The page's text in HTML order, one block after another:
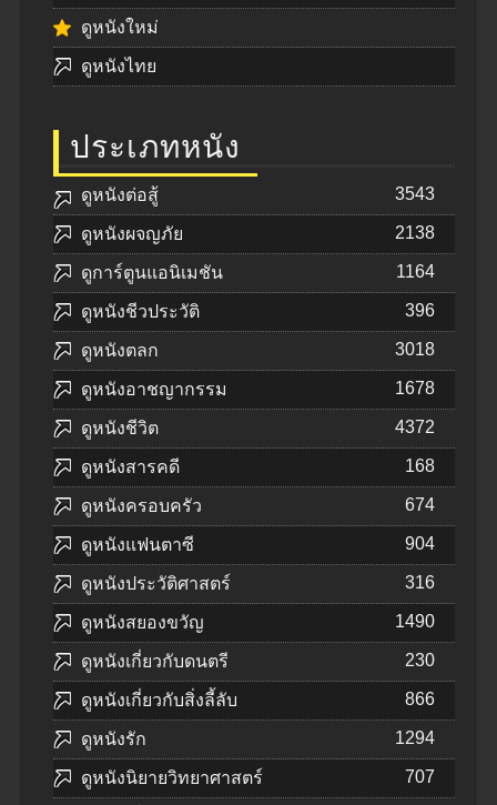
ดูหนังใหม่
ดูหนังไทย
ประเภทหนัง
ดูหนังต่อสู้ 3543
ดูหนังผจญภัย 2138
ดูการ์ตูนแอนิเมชัน 1164
ดูหนังชีวประวัติ 396
ดูหนังตลก 3018
ดูหนังอาชญากรรม 1678
ดูหนังชีวิต 4372
ดูหนังสารคดี 168
ดูหนังครอบครัว 674
ดูหนังแฟนตาซี 904
ดูหนังประวัติศาสตร์ 316
ดูหนังสยองขวัญ 1490
ดูหนังเกี่ยวกับดนตรี 230
ดูหนังเกี่ยวกับสิ่งลี้ลับ 866
ดูหนังรัก 1294
ดูหนังนิยายวิทยาศาสตร์ 707